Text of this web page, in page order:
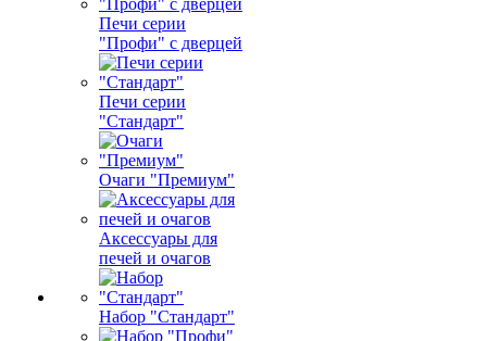
Печи серии
"Профи" с дверцей
Печи серии
"Стандарт"
Очаги "Премиум"
Аксессуары для
печей и очагов
Набор "Стандарт"